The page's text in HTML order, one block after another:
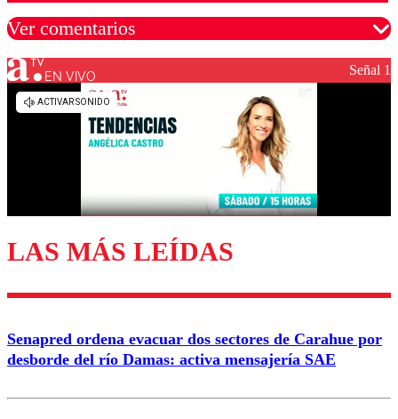
Ver comentarios
Los comentarios son moderados para garantizar un
diálogo respetuoso.
Enviar comentario
EN VIVO Señal 1
LAS MÁS LEÍDAS
Senapred ordena evacuar dos sectores de Carahue por
desborde del río Damas: activa mensajería SAE